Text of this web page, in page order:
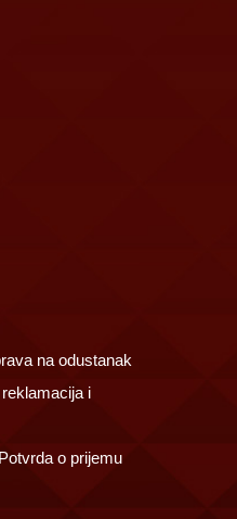
na odustanak
i
o prijemu